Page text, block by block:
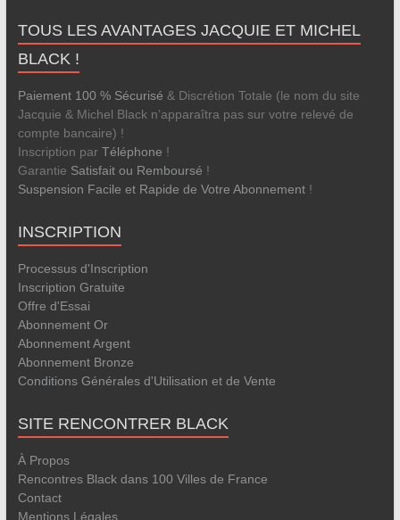
TOUS LES AVANTAGES JACQUIE ET MICHEL
BLACK !
Paiement 100 % Sécurisé & Discrétion Totale (le nom du site
Jacquie & Michel Black n’apparaîtra pas sur votre relevé de
compte bancaire) !
Inscription par Téléphone !
Garantie Satisfait ou Remboursé !
Suspension Facile et Rapide de Votre Abonnement!
INSCRIPTION
Processus d'Inscription
Inscription Gratuite
Offre d'Essai
Abonnement Or
Abonnement Argent
Abonnement Bronze
Conditions Générales d'Utilisation et de Vente
SITE RENCONTRER BLACK
À Propos
Rencontres Black dans 100 Villes de France
Contact
Mentions Légales